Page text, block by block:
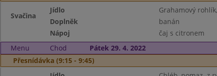
Svačina
Jídlo
Grahamový
Doplněk
banán
Nápoj
čaj s citronem
Menu
Chod
Pátek 29. 4. 2022
Přesnídávka (9:15 - 9:45)